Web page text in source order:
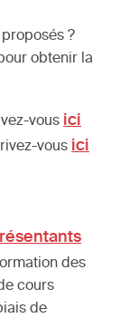
?
obtenir la
vous ici
vous ici
des
cours
de